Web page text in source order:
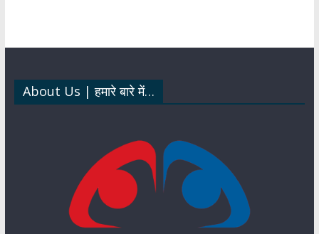
p
p
o
k
m
dI
n
About Us | हमारे बारे में…